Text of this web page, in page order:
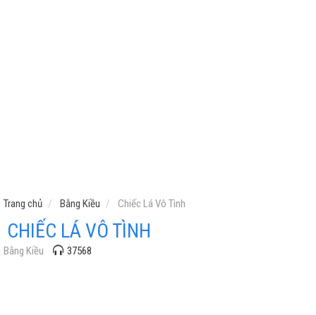
Trang chủ Bằng Kiều Chiếc Lá Vô Tình
CHIẾC LÁ VÔ TÌNH
Bằng Kiều 37568